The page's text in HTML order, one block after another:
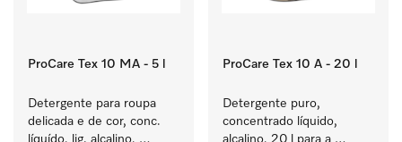
ProCare Tex 10 MA - 5 l
Detergente para roupa
delicada e de cor, conc.
líquído, lig. alcalino,
ProCare Tex 10 A - 20 l
Detergente puro,
concentrado líquido,
alcalino, 20 l para a